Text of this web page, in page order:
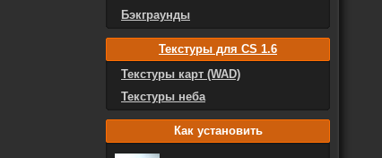
Бэкграунды
Текстуры для CS 1.6
Текстуры карт (WAD)
Текстуры неба
Как установить